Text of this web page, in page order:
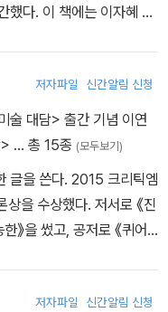
했다. 이 책에는 이자혜 작
저자파일 신간알림 신청
술 대담> 출간 기념 이연
… 총 15종 (모두보기)
글을 쓴다. 2015 크리틱엠
을 수상했다. 저서로 《진
》을 썼고, 공저로 《퀴어
저자파일 신간알림 신청